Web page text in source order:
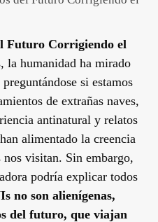
Futuro Corrigiendo el
la humanidad ha mirado
si estamos
de extrañas naves,
antinatural y relatos
alimentado la creencia
nos visitan. Sin embargo,
podría explicar todos
no son alienígenas,
del futuro, que viajan